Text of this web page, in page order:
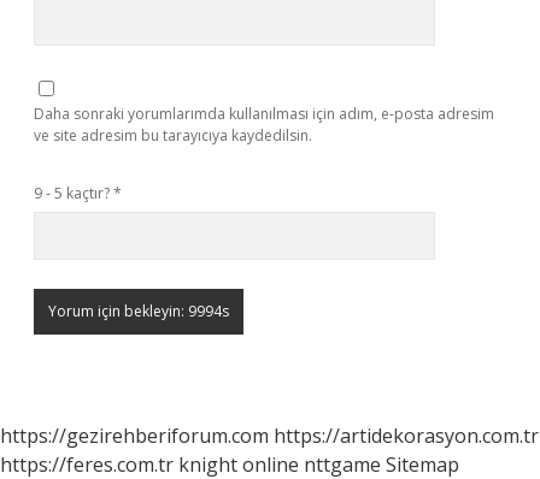
Daha sonraki yorumlarımda kullanılması için adım, e-posta adresim
ve site adresim bu tarayıcıya kaydedilsin.
9 - 5 kaçtır?*
https://gezirehberiforum.com https://artidekorasyon.com.tr
https://feres.com.tr knight online nttgame Sitemap